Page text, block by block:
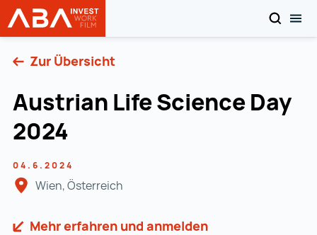
Startseite | INVEST in AUSTRIA
SUCHEN
Zur Übersicht
Austrian Life Science Day
2024
04.6.2024
Wien, Österreich
Mehr erfahren und anmelden